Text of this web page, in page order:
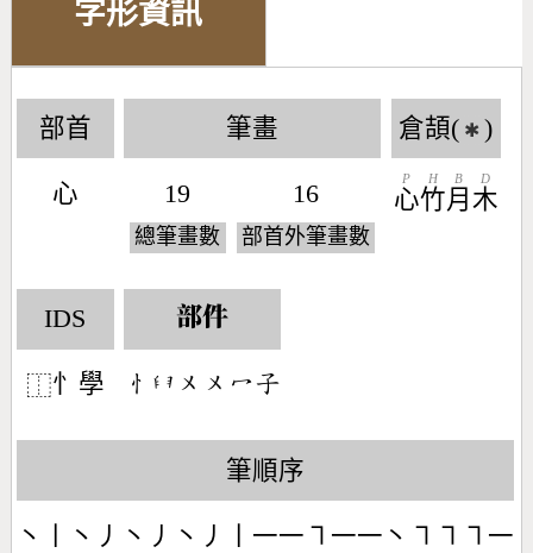
字形資訊
部首
心
筆畫
19
總筆畫數
16
部首外筆畫數
倉頡( ✱ )
心
P
竹
H
月
B
木
D
IDS
⿰忄學
部件
󶄂󶆊󶀵󶀵󶁇󶂡
筆順序
丶丨丶丿丶丿丶丿丨一一㇕一一丶㇕㇕㇕一